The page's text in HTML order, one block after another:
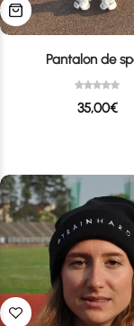
Pantalon de
35,00€